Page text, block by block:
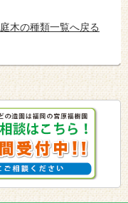
庭木の種類一覧へ戻る